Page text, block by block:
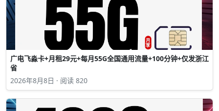
广电飞淼卡+月租29元+每月55G全国通用流量+100分钟+仅发浙江
省
2026年8月8日 · 阅读 820